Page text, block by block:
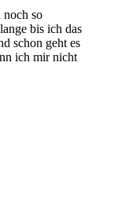
noch so
bis ich das
schon geht es
ich mir nicht